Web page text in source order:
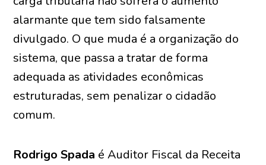
alarmante que tem sido falsamente
divulgado. O que muda é a organização do
sistema, que passa a tratar de forma
adequada as atividades econômicas
estruturadas, sem penalizar o cidadão
comum.
Rodrigo Spada é Auditor Fiscal da Receita